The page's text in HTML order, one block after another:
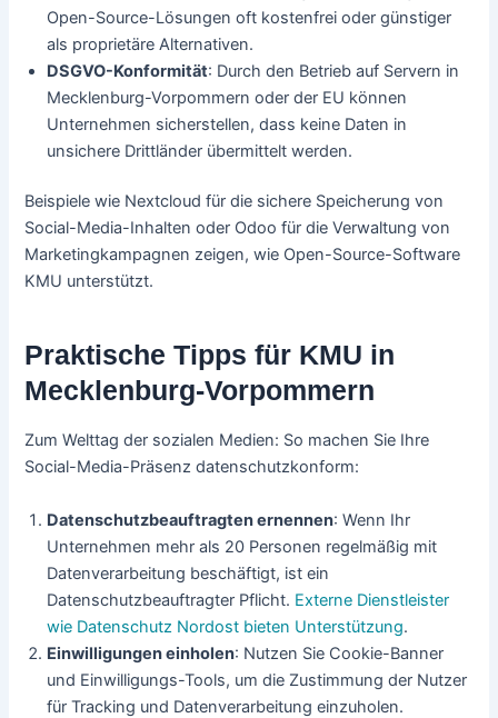
Open-Source-Lösungen oft kostenfrei oder günstiger
als proprietäre Alternativen.
DSGVO-Konformität: Durch den Betrieb auf Servern in
Mecklenburg-Vorpommern oder der EU können
Unternehmen sicherstellen, dass keine Daten in
unsichere Drittländer übermittelt werden.
Beispiele wie Nextcloud für die sichere Speicherung von
Social-Media-Inhalten oder Odoo für die Verwaltung von
Marketingkampagnen zeigen, wie Open-Source-Software
KMU unterstützt.
Praktische Tipps für KMU in
Mecklenburg-Vorpommern
Zum Welttag der sozialen Medien: So machen Sie Ihre
Social-Media-Präsenz datenschutzkonform:
Datenschutzbeauftragten ernennen: Wenn Ihr
Unternehmen mehr als 20 Personen regelmäßig mit
Datenverarbeitung beschäftigt, ist ein
Datenschutzbeauftragter Pflicht. Externe Dienstleister
wie Datenschutz Nordost bieten Unterstützung.
Einwilligungen einholen: Nutzen Sie Cookie-Banner
und Einwilligungs-Tools, um die Zustimmung der Nutzer
für Tracking und Datenverarbeitung einzuholen.